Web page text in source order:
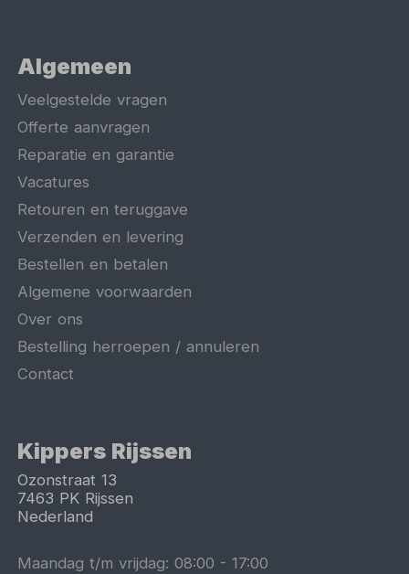
Algemeen
Veelgestelde vragen
Offerte aanvragen
Reparatie en garantie
Vacatures
Retouren en teruggave
Verzenden en levering
Bestellen en betalen
Algemene voorwaarden
Over ons
Bestelling herroepen / annuleren
Contact
Kippers Rijssen
Ozonstraat 13
7463 PK Rijssen
Nederland
Maandag t/m vrijdag:08:00 -17:00